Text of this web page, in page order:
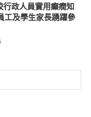
政人員實用癲癇知
工及學生家長踴躍參